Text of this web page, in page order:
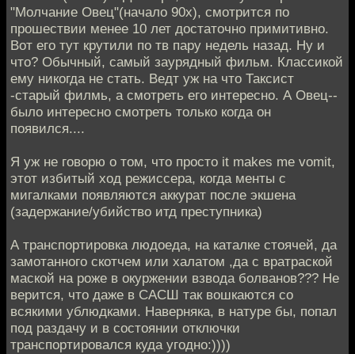
"Молчание Овец"(начало 90х), смотрится по
прошествии менее 10 лет достаточно примитивно.
Вот его тут крутили по тв пару недель назад. Ну и
что? Обычный, самый заурядный фильм. Классикой
ему никогда не стать. Ведт уж на что Таксист
-старый филмь, а смотреть его интересно. А Овец--
было интересно смотреть только когда он
появился....
Я уж не говорю о том, что просто it makes me vomit,
этот избитый ход режиссера, когда менты с
мигалками появляются аккурат после экшена
(задержание/убийство итд преступника)
А транспортировка людоеда, на каталке стоячей, да
замотанного скотчем или халатом ,да с вратраской
маской на роже в окуржении взвода болванов??? Не
верится, что даже в САСШ так вошкаются со
всякими ублюдками. Наверняка, в натуре бы, попал
под раздачу и в состоянии отключки
транспортировался куда угодно:))))